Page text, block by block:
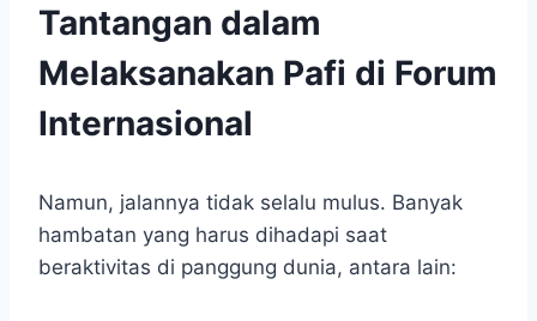
Tantangan dalam
Melaksanakan Pafi di Forum
Internasional
Namun, jalannya tidak selalu mulus. Banyak
hambatan yang harus dihadapi saat
beraktivitas di panggung dunia, antara lain: